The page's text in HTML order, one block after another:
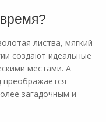
листва, мягкий
создают идеальные
местами. А
преображается
загадочным и